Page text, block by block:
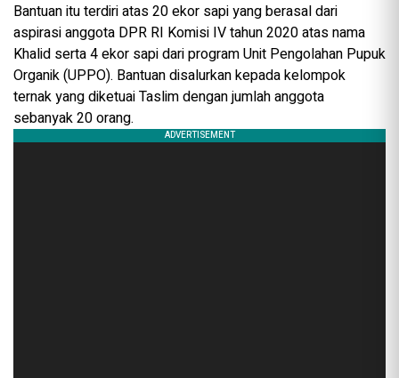
Bantuan itu terdiri atas 20 ekor sapi yang berasal dari
aspirasi anggota DPR RI Komisi IV tahun 2020 atas nama
Khalid serta 4 ekor sapi dari program Unit Pengolahan Pupuk
Organik (UPPO). Bantuan disalurkan kepada kelompok
ternak yang diketuai Taslim dengan jumlah anggota
sebanyak 20 orang.